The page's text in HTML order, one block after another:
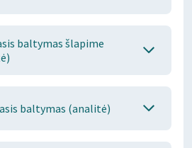
baltymas šlapime
baltymas (analitė)